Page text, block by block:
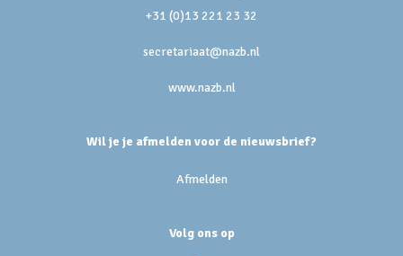
+31 (0)13 221 23 32
secretariaat@nazb.nl
www.nazb.nl
Wil je je afmelden voor de nieuwsbrief?
Afmelden
Volg ons op